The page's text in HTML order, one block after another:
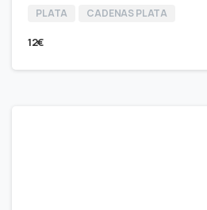
PLATA CADENAS PLATA
12€